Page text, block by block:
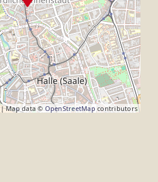
| Map data © OpenStreetMap contributors